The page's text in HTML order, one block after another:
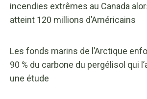
incendies extrêmes au Canada
atteint 120 millions d’Américains
Les fonds marins de l’Arctique
90 % du carbone du pergélisol qui
une étude